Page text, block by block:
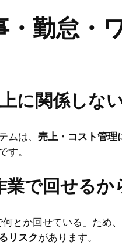
・勤怠・
に関係しな
ムは、 売上・コスト管理
す。
で回せるか
何とか回せている」ため
リスクがあります。